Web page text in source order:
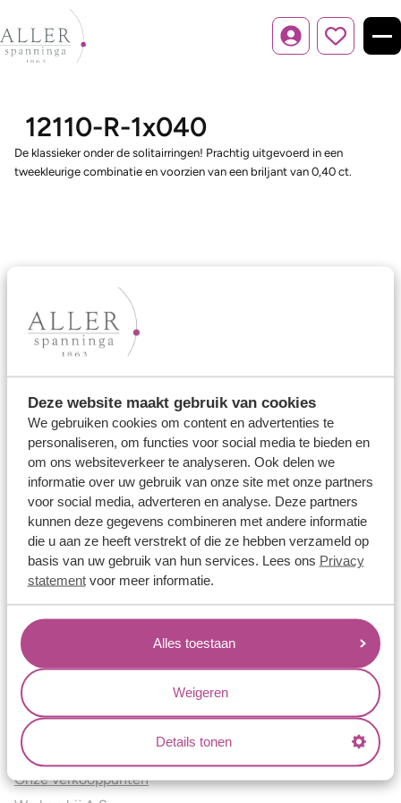
Deze website maakt gebruik van cookies
We gebruiken cookies om content en advertenties te
personaliseren, om functies voor social media te bieden en
om ons websiteverkeer te analyseren. Ook delen we
informatie over uw gebruik van onze site met onze partners
voor social media, adverteren en analyse. Deze partners
kunnen deze gegevens combineren met andere informatie
die u aan ze heeft verstrekt of die ze hebben verzameld op
basis van uw gebruik van hun services. Lees ons Privacy
statementvoor meer informatie.
Alles toestaan
Weigeren
Details tonen
Inloggen
12110-R-1x040
De klassieker onder de solitairringen! Prachtig uitgevoerd in een
tweekleurige combinatie en voorzien van een briljant van 0,40 ct.
Ons aanbod
Trouwringen
Memoireringen
Verlovingsringen
Vriendschapsringen
Over ons
Aller Spanninga
Historie
Certificaten
Blogs
Jouw voordelen
Conflictvrije Materialen
Oneindig veel mogelijkheden
Kwaliteit
Juweliers & Contact
Onze verkooppunten